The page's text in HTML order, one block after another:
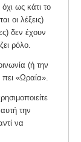
ως κάτι το
οι λέξεις)
δεν έχουν
ρόλο.
(ή την
«Ωραία».
την
να